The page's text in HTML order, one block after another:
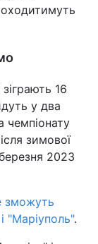
16
у два
чемпіонату
зимової
2023
зможуть
"Маріуполь".